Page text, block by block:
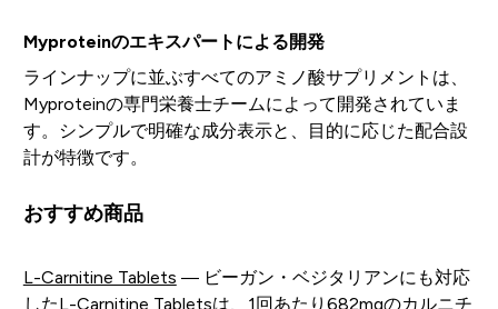
Myproteinのエキスパートによる開発
ラインナップに並ぶすべてのアミノ酸サプリメントは、
Myproteinの専門栄養士チームによって開発されていま
す。シンプルで明確な成分表示と、目的に応じた配合設
計が特徴です。
おすすめ商品
L-Carnitine Tablets — ビーガン・ベジタリアンにも対応
したL-Carnitine Tabletsは、1回あたり682mgのカルニチ